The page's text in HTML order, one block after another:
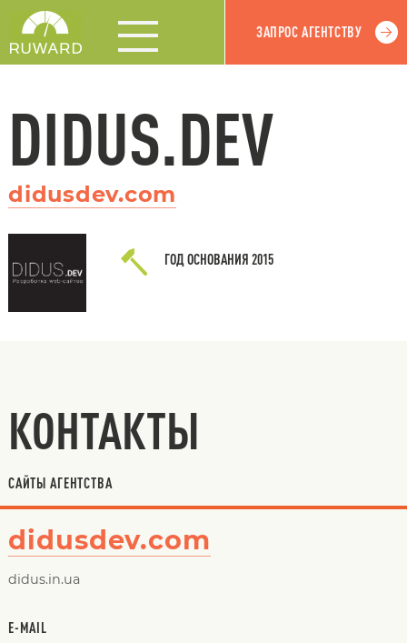
ЗАПРОС АГЕНТСТВУ
DIDUS.DEV
didusdev.com
ГОД ОСНОВАНИЯ 2015
КОНТАКТЫ
САЙТЫ АГЕНТСТВА
didusdev.com
didus.in.ua
E-MAIL